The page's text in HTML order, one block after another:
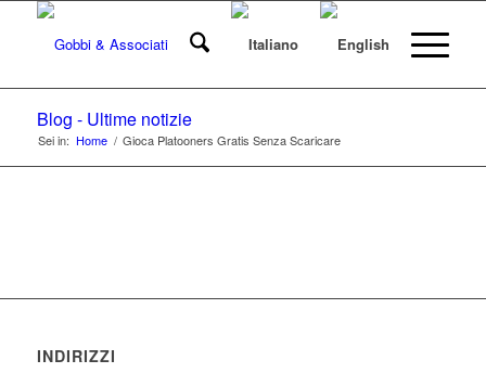
Blog - Ultime notizie
Sei in: Home / Gioca Platooners Gratis Senza Scaricare
INDIRIZZI